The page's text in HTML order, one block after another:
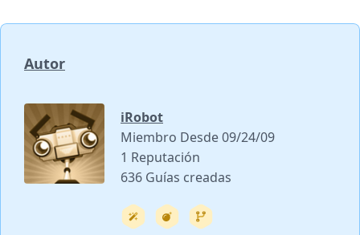
Autor
iRobot
Miembro Desde 09/24/09
1 Reputación
636 Guías creadas